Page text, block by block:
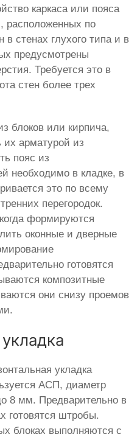
каркаса или пояса
расположенных по
в стенах глухого типа и в
предусмотрены
Требуется это в
стен более трех
блоков или кирпича,
их арматурой из
пояс из
необходимо в кладке, в
это по всему
перегородок.
формируются
оконные и дверные
готовятся
композитные
они снизу проемов
укладка
АСП, диаметр
8 мм. Предварительно в
готовятся штробы.
блоках выполняются с